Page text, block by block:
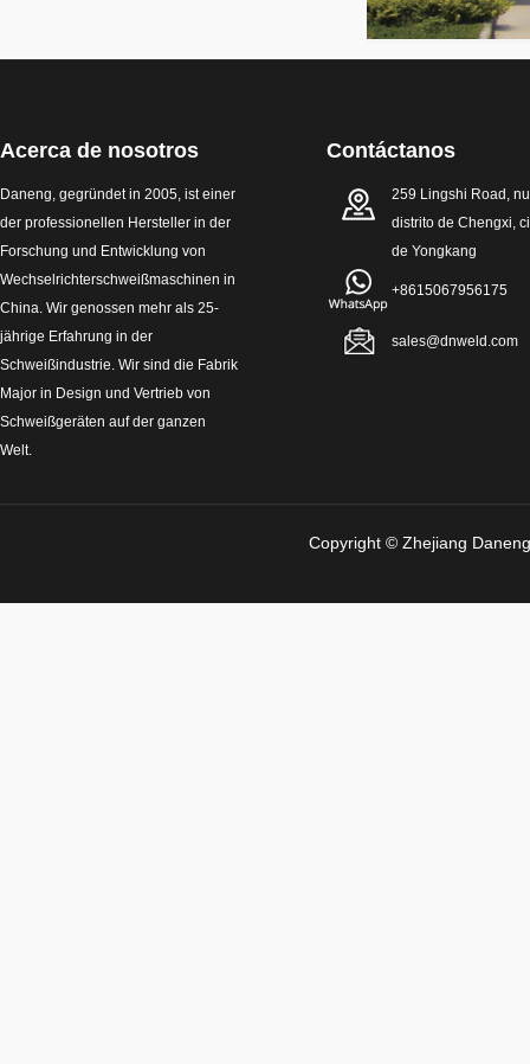
Acerca de nosotros
Daneng, gegründet in 2005, ist einer
der professionellen Hersteller in der
Forschung und Entwicklung von
Wechselrichterschweißmaschinen in
China. Wir genossen mehr als 25-
jährige Erfahrung in der
Schweißindustrie. Wir sind die Fabrik
Major in Design und Vertrieb von
Schweißgeräten auf der ganzen
Welt.
Contáctanos
259 Lingshi Road,
distrito de Chengxi,
de Yongkang
+8615067956175
sales@dnweld.com
Copyright © Zhejiang